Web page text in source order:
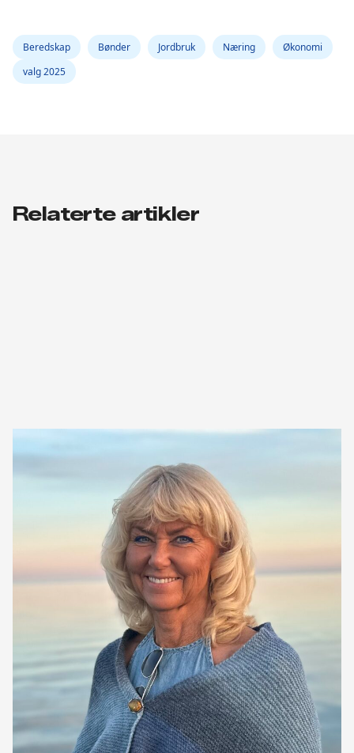
Beredskap Bønder Jordbruk Næring
Økonomi
valg 2025
Relaterte artikler